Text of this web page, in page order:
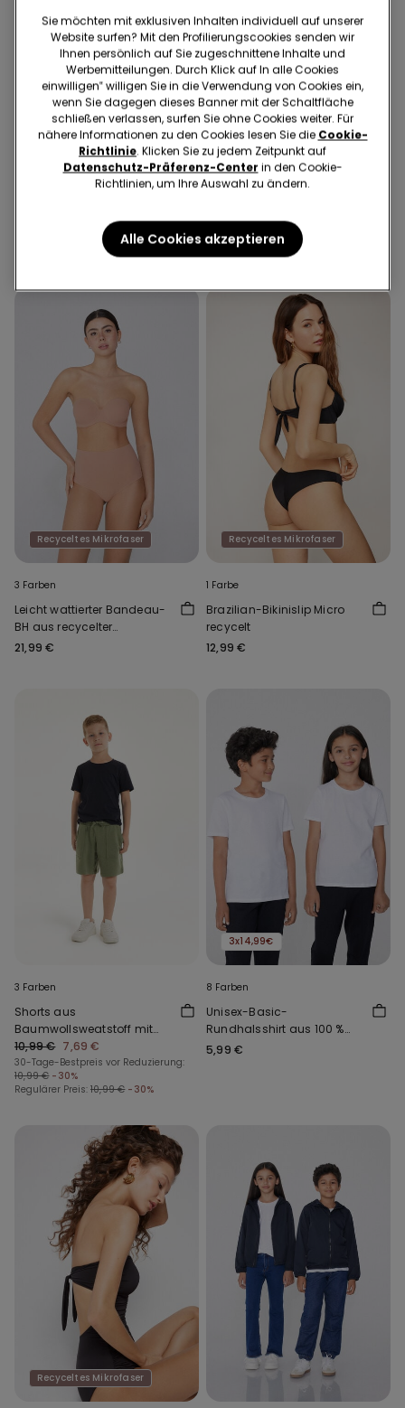
Recyceltes Mikrofaser
BHs 3 für 2
aus recycelter Mikrofaser
6 Farben
Sneakersocken aus
Baumwolle Unisex
8,99 €
Recyceltes Mikrofaser
3 Farben
Leicht wattierter Bandeau-
BH aus recycelter
Mikrofaser Full Coverage
21,99 €
Recyceltes Mikrofaser
1 Farbe
Brazilian-Bikinislip Micro
recycelt
12,99 €
3 Farben
Shorts aus
Baumwollsweatstoff mit
Taschen für Jungen
10,99 € 7,69 €
30-Tage-Bestpreis vor Reduzierung:
10,99 € -30%
Regulärer Preis: 10,99 € -30%
3x14,99€
8 Farben
Unisex-Basic-
Rundhalsshirt aus 100 %
Baumwolle für Kinder
5,99 €
Recyceltes Mikrofaser
Sie möchten mit exklusiven Inhalten individuell auf unserer
Website surfen? Mit den Profilierungscookies senden wir
Ihnen persönlich auf Sie zugeschnittene Inhalte und
Werbemitteilungen. Durch Klick auf In alle Cookies
einwilligen‟ willigen Sie in die Verwendung von Cookies ein,
wenn Sie dagegen dieses Banner mit der Schaltfläche
schließen verlassen, surfen Sie ohne Cookies weiter. Für
nähere Informationen zu den Cookies lesen Sie die Cookie-
Richtlinie. Klicken Sie zu jedem Zeitpunkt auf
Datenschutz-Präferenz-Center in den Cookie-
Richtlinien, um Ihre Auswahl zu ändern.
Alle Cookies akzeptieren